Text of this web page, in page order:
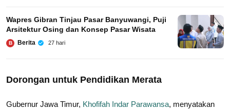
Wapres Gibran Tinjau Pasar Banyuwangi, Puji
Arsitektur Osing dan Konsep Pasar Wisata
B Berita 27 hari
Dorongan untuk Pendidikan Merata
Gubernur Jawa Timur, Khofifah Indar Parawansa, menyatakan